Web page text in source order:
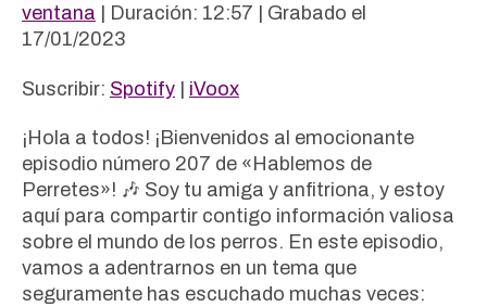
Spotify iVoox
COMPAR
TIR
INCRUST
ventana
Duración: 12:57
Grabado el
17/01/2023
Suscribir: Spotify | iVoox
¡Hola a todos! ¡Bienvenidos al emocionante
episodio número 207 de «Hablemos de
Perretes»! 🎶 Soy tu amiga y anfitriona, y estoy
aquí para compartir contigo información valiosa
sobre el mundo de los perros. En este episodio,
vamos a adentrarnos en un tema que
seguramente has escuchado muchas veces: